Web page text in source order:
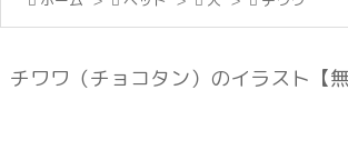
チワワ（チョコタン）のイラスト【無